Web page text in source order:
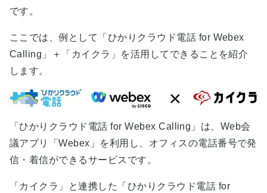
です。
ここでは、例として「ひかりクラウド電話 for Webex
Calling」＋「カイクラ」を活用してできることを紹介
します。
「ひかりクラウド電話 for Webex Calling」は、Web会
議アプリ「Webex」を利用し、オフィスの電話番号で発
信・着信ができるサービスです。
「カイクラ」と連携した「ひかりクラウド電話 for